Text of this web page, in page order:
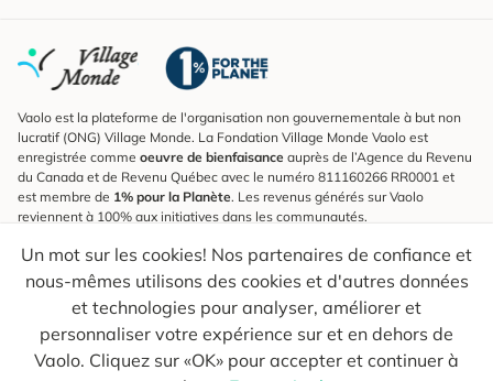
Un mot sur les cookies! Nos partenaires de confiance et
nous-mêmes utilisons des cookies et d'autres données
et technologies pour analyser, améliorer et
personnaliser votre expérience sur et en dehors de
Vaolo. Cliquez sur «OK» pour accepter et continuer à
Vaolo est la plateforme de l'organisation non gouvernementale à but non
lucratif (ONG) Village Monde. La Fondation Village Monde Vaolo est
enregistrée comme oeuvre de bienfaisance auprès de l’Agence du Revenu
du Canada et de Revenu Québec avec le numéro 811160266 RR0001 et
est membre de 1% pour la Planète. Les revenus générés sur Vaolo
reviennent à 100% aux initiatives dans les communautés.
S'inscrire à l'infolettre
Pour connaître les nouveautés, suivre nos explorateurs et recevoir des
astuces pour des voyages plus conscients.
Ton courriel Envoyer